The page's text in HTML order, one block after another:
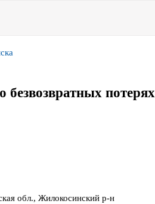
потерях
обл., Жилокосинский р-н